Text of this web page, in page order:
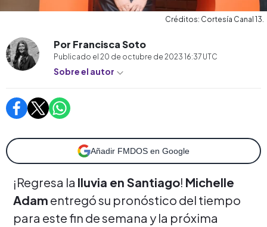
Créditos: Cortesía Canal 13.
Por Francisca Soto
Publicado el 20 de octubre de 2023 16:37 UTC
Sobre el autor
Añadir FMDOS en Google
¡Regresa la lluvia en Santiago! Michelle
Adam entregó su pronóstico del tiempo
para este fin de semana y la próxima